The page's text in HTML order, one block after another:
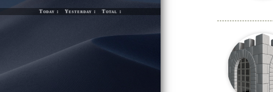
Today : Yesterday : Total :